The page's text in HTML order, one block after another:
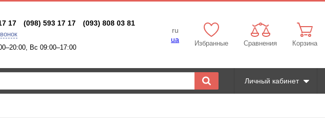
17 (098) 593 17 17 (093) 808 03 81
Вс 09:00–17:00
ru
ua
Избранные Сравнения Корзина
Личный кабинет